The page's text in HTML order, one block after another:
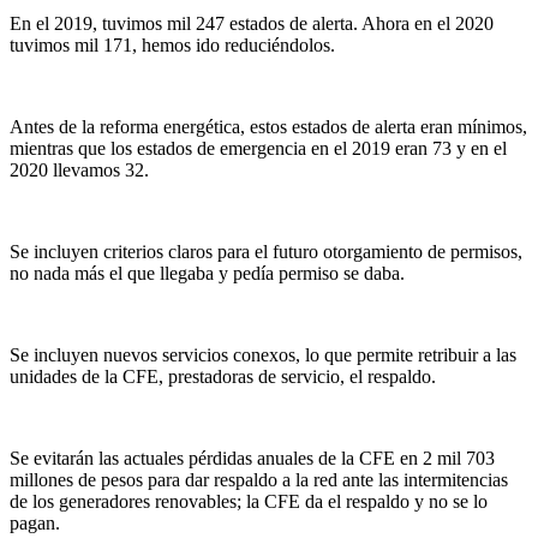
En el 2019, tuvimos mil 247 estados de alerta. Ahora en el 2020
tuvimos mil 171, hemos ido reduciéndolos.
Antes de la reforma energética, estos estados de alerta eran mínimos,
mientras que los estados de emergencia en el 2019 eran 73 y en el
2020 llevamos 32.
Se incluyen criterios claros para el futuro otorgamiento de permisos,
no nada más el que llegaba y pedía permiso se daba.
Se incluyen nuevos servicios conexos, lo que permite retribuir a las
unidades de la CFE, prestadoras de servicio, el respaldo.
Se evitarán las actuales pérdidas anuales de la CFE en 2 mil 703
millones de pesos para dar respaldo a la red ante las intermitencias
de los generadores renovables; la CFE da el respaldo y no se lo
pagan.